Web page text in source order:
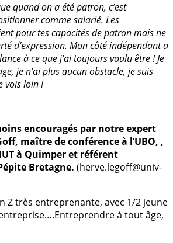
quand on a été patron, c’est
comme salarié. Les
pour tes capacités de patron mais ne
d’expression. Mon côté indépendant a
à ce que j’ai toujours voulu être ! Je
je n’ai plus aucun obstacle, je suis
vois loin !
encouragés par notre expert
maître de conférence à l’UBO, ,
à Quimper et référent
Bretagne. (herve.legoff@univ-
Z très entreprenante, avec 1/2 jeune
à tout âge,